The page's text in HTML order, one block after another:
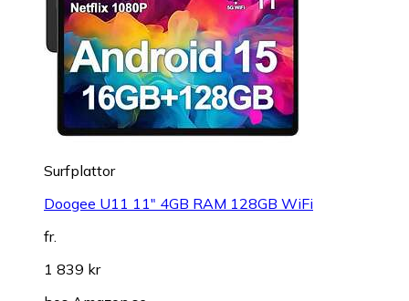
Surfplattor
Doogee U11 11" 4GB RAM 128GB WiFi
fr.
1 839 kr